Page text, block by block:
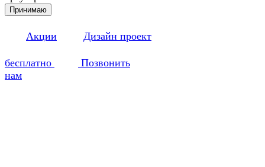
Принимаю
Акции Дизайн проект
бесплатно
Позвонить
нам